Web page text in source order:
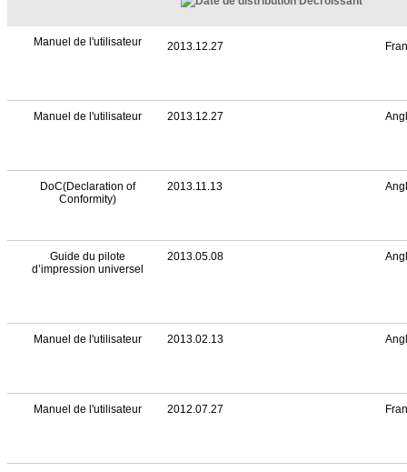
Manuel de l'utilisateur 2013.12.27
Manuel de l'utilisateur 2013.12.27
DoC(Declaration of
Conformity)
2013.11.13
Guide du pilote
d’impression universel
2013.05.08
Manuel de l'utilisateur 2013.02.13
Manuel de l'utilisateur 2012.07.27